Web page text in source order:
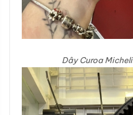
Dây Curoa